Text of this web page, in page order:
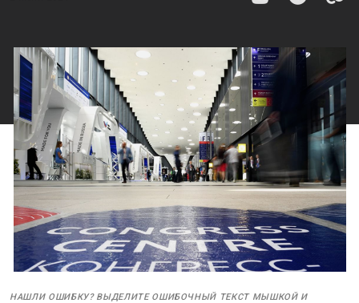
НАШЛИ ОШИБКУ? ВЫДЕЛИТЕ ОШИБОЧНЫЙ ТЕКСТ МЫШКОЙ И